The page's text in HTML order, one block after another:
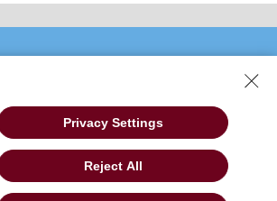
Privacy Settings
Reject All